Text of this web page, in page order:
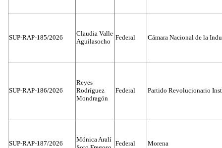
SUP-RAP-185/2026
Claudia Valle
Aguilasocho
Federal Cámara Nacional de la
SUP-RAP-186/2026
Reyes
Rodríguez
Mondragón
Federal Partido Revolucionario
SUP-RAP-187/2026
Mónica Aralí
Federal Morena